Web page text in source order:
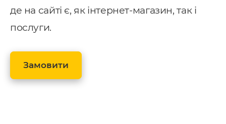
де на сайті є, як інтернет-магазин, так і
послуги.
Замовити